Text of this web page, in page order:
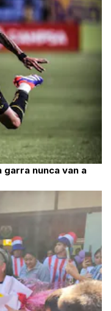
nunca van a